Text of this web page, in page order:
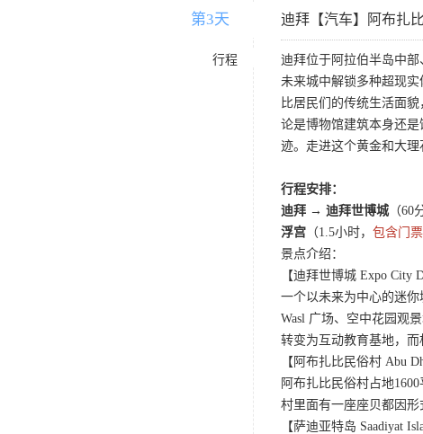
第3天 迪拜【汽车】阿布扎比
行程
迪拜位于阿拉伯半岛中
未来城中解锁多种超现
比居民们的传统生活面
论是博物馆建筑本身还
迹。走进这个黄金和大理
行程安排：
迪拜 → 迪拜世博城 （60
浮宫 （1.5小时， 包含门票
景点介绍：
【迪拜世博城 Expo City
一个以未来为中心的迷
Wasl 广场、空中花园观
转变为互动教育基地，而
【阿布扎比民俗村 Abu
阿布扎比民俗村占地
村里面有一座座贝都因
【萨迪亚特岛 Saadiyat